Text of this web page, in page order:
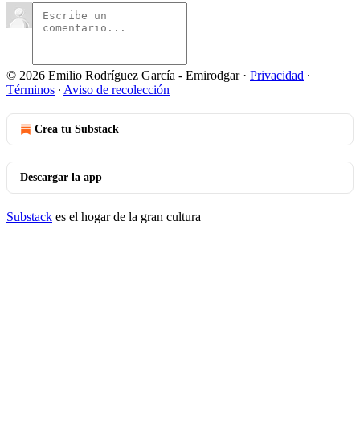
© 2026 Emilio Rodríguez García - Emirodgar· Privacidad ∙
Términos ∙ Aviso de recolección
Crea tu Substack
Descargar la app
Substack es el hogar de la gran cultura